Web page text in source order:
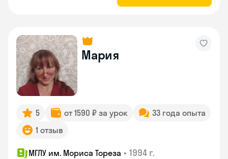
Мария
5 от 1590 ₽ за урок
33 года опыта
1 отзыв
МГЛУ им. Мориса Тореза • 1994 г.